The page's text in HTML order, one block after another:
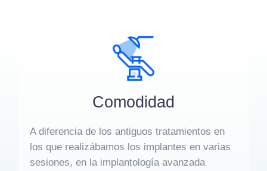
Comodidad
A diferencia de los antiguos tratamientos en
los que realizábamos los implantes en varias
sesiones, en la implantología avanzada